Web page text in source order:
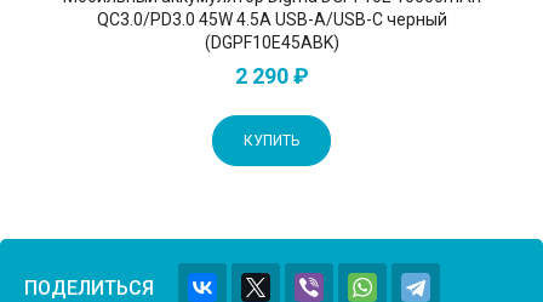
QC3.0/PD3.0 45W 4.5A USB-A/USB-C черный
(DGPF10E45ABK)
2 290 ₽
КУПИТЬ
ПОДЕЛИТЬСЯ